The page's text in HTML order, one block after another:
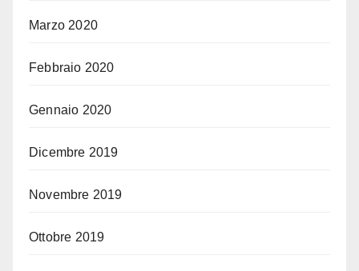
Marzo 2020
Febbraio 2020
Gennaio 2020
Dicembre 2019
Novembre 2019
Ottobre 2019